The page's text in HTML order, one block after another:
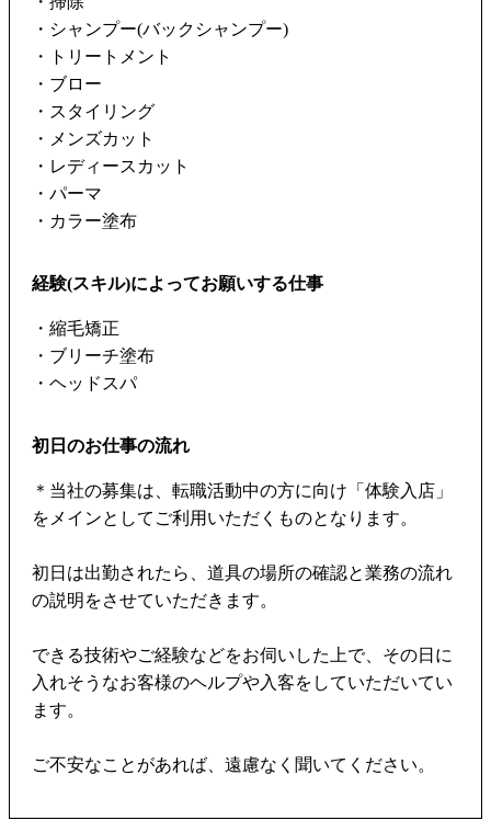
・シャンプー(バックシャンプー)
・トリートメント
・ブロー
・スタイリング
・メンズカット
・レディースカット
・パーマ
・カラー塗布
経験(スキル)によってお願いする仕事
・縮毛矯正
・ブリーチ塗布
・ヘッドスパ
初日のお仕事の流れ
＊当社の募集は、転職活動中の方に向け「体験入店」
をメインとしてご利用いただくものとなります。
初日は出勤されたら、道具の場所の確認と業務の流れ
の説明をさせていただきます。
できる技術やご経験などをお伺いした上で、その日に
入れそうなお客様のヘルプや入客をしていただいてい
ます。
ご不安なことがあれば、遠慮なく聞いてください。